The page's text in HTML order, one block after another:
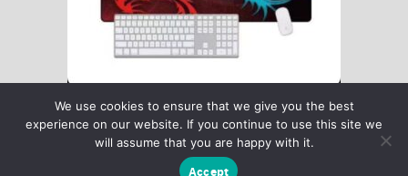
We use cookies to ensure that we give you the best
experience on our website. If you continue to use this site we
will assume that you are happy with it.
Accept